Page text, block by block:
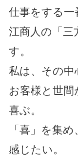
仕事をする一
江商人の「三
す。
私は、その中
お客様と世
喜ぶ。
「喜」を集
感じたい。